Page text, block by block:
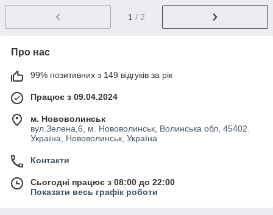
1 / 2
Про нас
99% позитивних з 149 відгуків за рік
Працює з 09.04.2024
м. Нововолинськ
вул.Зелена,6, м. Нововолинськ, Волинська обл, 45402.
Україна, Нововолинськ, Україна
Контакти
Сьогодні працює з 08:00 до 22:00
Показати весь графік роботи